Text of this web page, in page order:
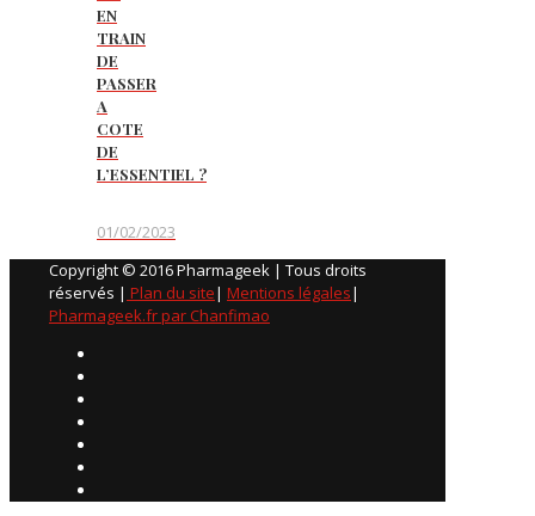
EN
TRAIN
DE
PASSER
A
COTE
DE
L’ESSENTIEL ?
01/02/2023
Copyright © 2016 Pharmageek | Tous droits
réservés | Plan du site| Mentions légales|
Pharmageek.fr par Chanfimao